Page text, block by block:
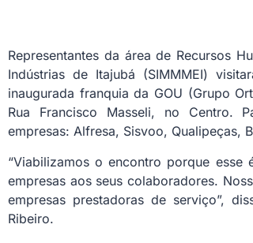
Representantes da área de Recursos
Indústrias de Itajubá (SIMMMEI)
inaugurada franquia da GOU (Grupo
Rua Francisco Masseli, no Centro.
empresas: Alfresa, Sisvoo, Qualipeças,
“Viabilizamos o encontro porque
empresas aos seus colaboradores.
empresas prestadoras de serviço”,
Ribeiro.